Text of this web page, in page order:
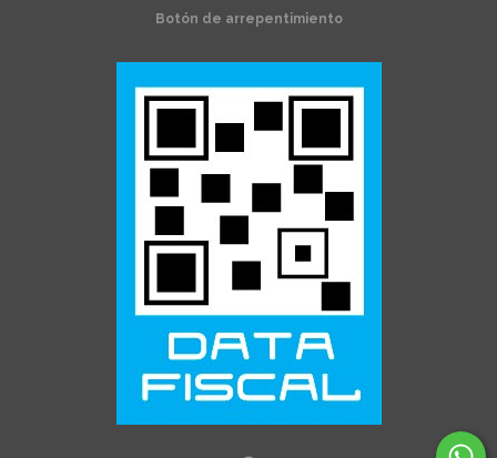
Botón de arrepentimiento